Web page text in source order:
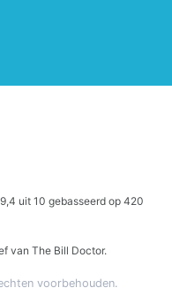
9,4 uit 10 gebasseerd op 420
van The Bill Doctor.
voorbehouden.